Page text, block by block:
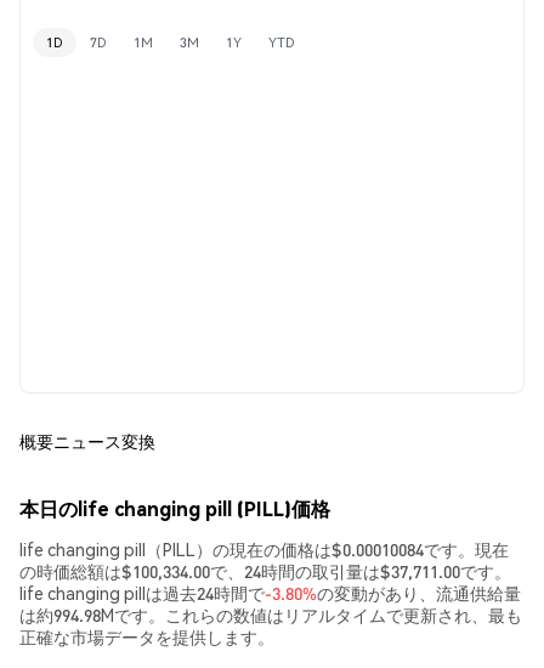
1D 7D 1M 3M 1Y YTD
概要ニュース変換
本日のlife changing pill (PILL)価格
life changing pill（PILL）の現在の価格は$0.00010084です。現在
の時価総額は$100,334.00で、24時間の取引量は$37,711.00です。
life changing pillは過去24時間で-3.80%の変動があり、流通供給量
は約994.98Mです。これらの数値はリアルタイムで更新され、最も
正確な市場データを提供します。